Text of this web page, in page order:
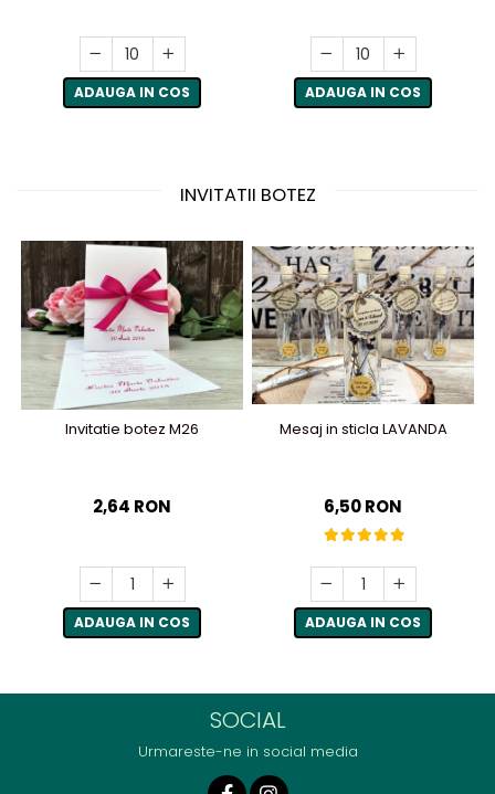
ADAUGA IN COS ADAUGA IN COS
INVITATII BOTEZ
Invitatie botez M26
2,64 RON
ADAUGA IN COS
Mesaj in sticla LAVANDA
6,50 RON
ADAUGA IN COS
SOCIAL
Urmareste-ne in social media